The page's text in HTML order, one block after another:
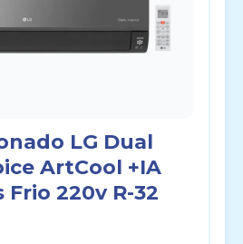
LG Dual
ArtCool +IA
Frio 220v R-32